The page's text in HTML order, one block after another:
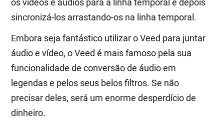
os vídeos e áudios para a linha temporal e depois
sincronizá-los arrastando-os na linha temporal.
Embora seja fantástico utilizar o Veed para juntar
áudio e vídeo, o Veed é mais famoso pela sua
funcionalidade de conversão de áudio em
legendas e pelos seus belos filtros. Se não
precisar deles, será um enorme desperdício de
dinheiro.